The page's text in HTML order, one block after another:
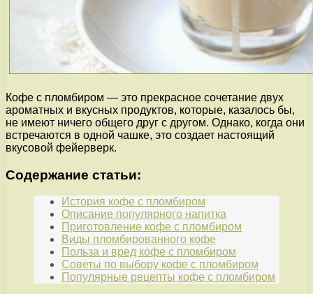
Кофе с пломбиром — это прекрасное сочетание двух
ароматных и вкусных продуктов, которые, казалось бы,
не имеют ничего общего друг с другом. Однако, когда они
встречаются в одной чашке, это создает настоящий
вкусовой фейерверк.
Содержание статьи:
История кофе с пломбиром
Описание популярного напитка
Приготовление кофе с пломбиром
Виды пломбированного кофе
Польза и вред кофе с пломбиром
Советы по выбору кофе с пломбиром
Популярные рецепты кофе с пломбиром